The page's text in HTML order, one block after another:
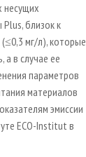
несущих
близок к
(≤0,3 мг/л), которые
а в случае ее
параметров
материалов
эмиссии
ECO-Institut в